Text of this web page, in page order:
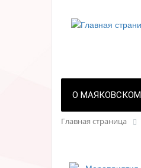
О МАЯКОВСКОМ
Главная страница